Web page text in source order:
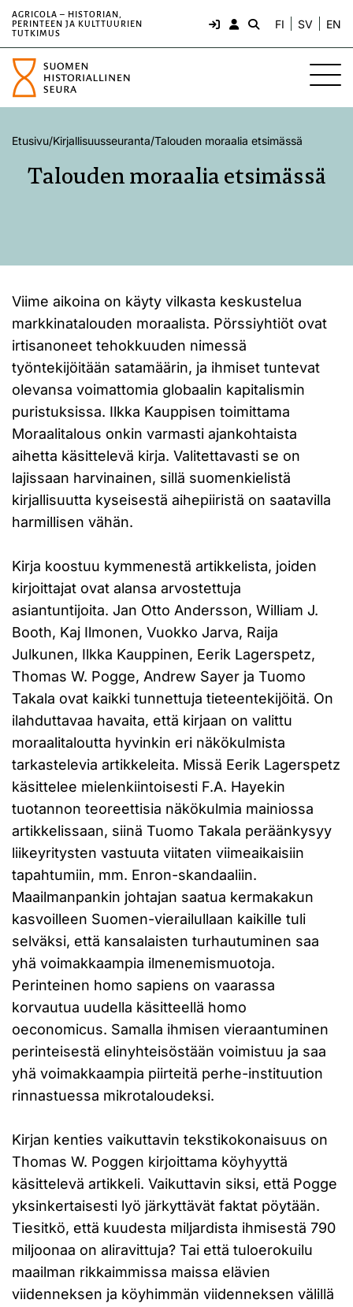
AGRICOLA – HISTORIAN,
PERINTEEN JA KULTTUURIEN
TUTKIMUS
FI SV EN
Etusivu/Kirjallisuusseuranta/Talouden moraalia etsimässä
Talouden moraalia etsimässä
Viime aikoina on käyty vilkasta keskustelua
markkinatalouden moraalista. Pörssiyhtiöt ovat
irtisanoneet tehokkuuden nimessä
työntekijöitään satamäärin, ja ihmiset tuntevat
olevansa voimattomia globaalin kapitalismin
puristuksissa. Ilkka Kauppisen toimittama
Moraalitalous onkin varmasti ajankohtaista
aihetta käsittelevä kirja. Valitettavasti se on
lajissaan harvinainen, sillä suomenkielistä
kirjallisuutta kyseisestä aihepiiristä on saatavilla
harmillisen vähän.
Kirja koostuu kymmenestä artikkelista, joiden
kirjoittajat ovat alansa arvostettuja
asiantuntijoita. Jan Otto Andersson, William J.
Booth, Kaj Ilmonen, Vuokko Jarva, Raija
Julkunen, Ilkka Kauppinen, Eerik Lagerspetz,
Thomas W. Pogge, Andrew Sayer ja Tuomo
Takala ovat kaikki tunnettuja tieteentekijöitä. On
ilahduttavaa havaita, että kirjaan on valittu
moraalitaloutta hyvinkin eri näkökulmista
tarkastelevia artikkeleita. Missä Eerik Lagerspetz
käsittelee mielenkiintoisesti F.A. Hayekin
tuotannon teoreettisia näkökulmia mainiossa
artikkelissaan, siinä Tuomo Takala peräänkysyy
liikeyritysten vastuuta viitaten viimeaikaisiin
tapahtumiin, mm. Enron-skandaaliin.
Maailmanpankin johtajan saatua kermakakun
kasvoilleen Suomen-vierailullaan kaikille tuli
selväksi, että kansalaisten turhautuminen saa
yhä voimakkaampia ilmenemismuotoja.
Perinteinen homo sapiens on vaarassa
korvautua uudella käsitteellä homo
oeconomicus. Samalla ihmisen vieraantuminen
perinteisestä elinyhteisöstään voimistuu ja saa
yhä voimakkaampia piirteitä perhe-instituution
rinnastuessa mikrotaloudeksi.
Kirjan kenties vaikuttavin tekstikokonaisuus on
Thomas W. Poggen kirjoittama köyhyyttä
käsittelevä artikkeli. Vaikuttavin siksi, että Pogge
yksinkertaisesti lyö järkyttävät faktat pöytään.
Tiesitkö, että kuudesta miljardista ihmisestä 790
miljoonaa on aliravittuja? Tai että tuloerokuilu
maailman rikkaimmissa maissa elävien
viidenneksen ja köyhimmän viidenneksen välillä